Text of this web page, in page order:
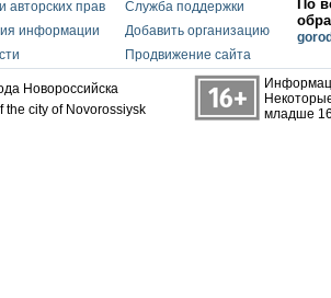
прав
информации
Служба поддержки
Добавить организацию
Продвижение сайта
По
Новороссийска
city of Novorossiysk
младше